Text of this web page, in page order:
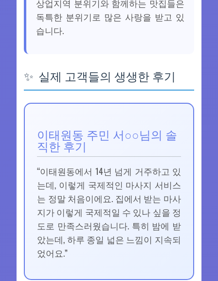
상업지역 분위기와 함께하는 맛집들은
독특한 분위기로 많은 사랑을 받고 있
습니다.
실제 고객들의 생생한 후기
이태원동 주민 서○○님의 솔
직한 후기
“이태원동에서 14년 넘게 거주하고 있
는데, 이렇게 국제적인 마사지 서비스
는 정말 처음이에요. 집에서 받는 마사
지가 이렇게 국제적일 수 있나 싶을 정
도로 만족스러웠습니다. 특히 밤에 받
았는데, 하루 종일 넓은 느낌이 지속되
었어요.”